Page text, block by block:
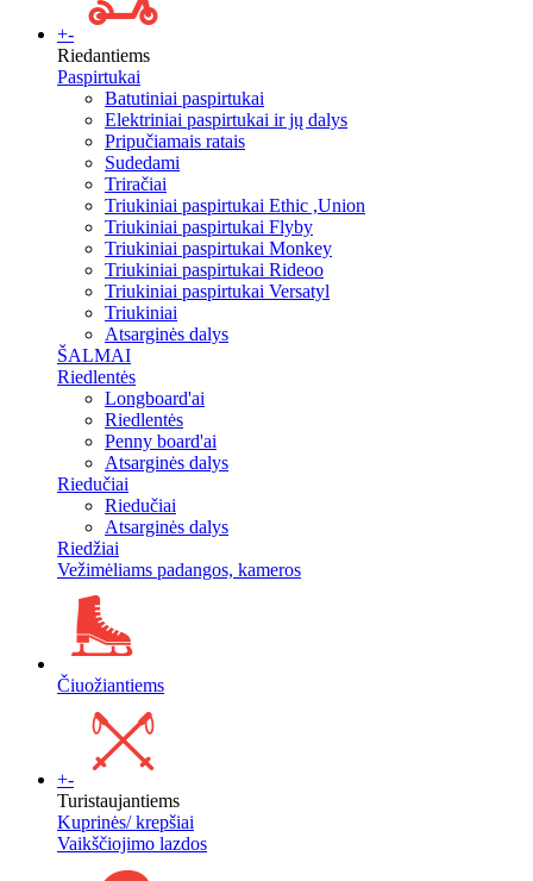
+-
Riedantiems
Paspirtukai
Batutiniai paspirtukai
Elektriniai paspirtukai ir jų dalys
Pripučiamais ratais
Sudedami
Triračiai
Triukiniai paspirtukai Ethic ,Union
Triukiniai paspirtukai Flyby
Triukiniai paspirtukai Monkey
Triukiniai paspirtukai Rideoo
Triukiniai paspirtukai Versatyl
Triukiniai
Atsarginės dalys
ŠALMAI
Riedlentės
Longboard'ai
Riedlentės
Penny board'ai
Atsarginės dalys
Riedučiai
Riedučiai
Atsarginės dalys
Riedžiai
Vežimėliams padangos, kameros
Čiuožiantiems
+-
Turistaujantiems
Kuprinės/ krepšiai
Vaikščiojimo lazdos